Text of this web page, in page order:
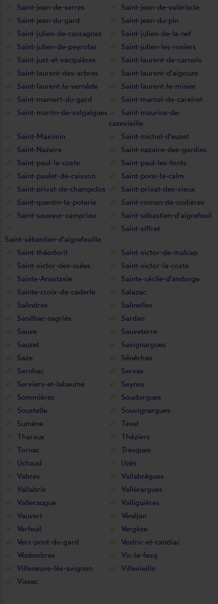
Saint-jean-de-serres
Saint-jean-de-valériscle
Saint-jean-du-gard
Saint-jean-du-pin
Saint-julien-de-cassagnas
Saint-julien-de-la-nef
Saint-julien-de-peyrolas
Saint-julien-les-rosiers
Saint-just-et-vacquières
Saint-laurent-de-carnols
Saint-laurent-des-arbres
Saint-laurent-d'aigouze
Saint-laurent-la-vernède
Saint-laurent-le-minier
Saint-mamert-du-gard
Saint-marcel-de-careiret
Saint-martin-de-valgalgues
Saint-maurice-de-
cazevieille
Saint-Maximin
Saint-michel-d'euzet
Saint-Nazaire
Saint-nazaire-des-gardies
Saint-paul-la-coste
Saint-paul-les-fonts
Saint-paulet-de-caisson
Saint-pons-la-calm
Saint-privat-de-champclos
Saint-privat-des-vieux
Saint-quentin-la-poterie
Saint-roman-de-codières
Saint-sauveur-camprieu
Saint-sébastien-d'aigrefeuil
Saint-sébastien-d'aigrefeuille
Saint-siffret
Saint-théodorit
Saint-victor-de-malcap
Saint-victor-des-oules
Saint-victor-la-coste
Sainte-Anastasie
Sainte-cécile-d'andorge
Sainte-croix-de-caderle
Salazac
Salindres
Salinelles
Sanilhac-sagriès
Sardan
Sauve
Sauveterre
Sauzet
Savignargues
Saze
Sénéchas
Sernhac
Servas
Serviers-et-labaume
Seynes
Sommières
Soudorgues
Soustelle
Souvignargues
Sumène
Tavel
Tharaux
Théziers
Tornac
Tresques
Uchaud
Uzès
Vabres
Vallabrègues
Vallabrix
Vallérargues
Valleraugue
Valliguières
Vauvert
Vénéjan
Verfeuil
Vergèze
Vers-pont-du-gard
Vestric-et-candiac
Vézénobres
Vic-le-fesq
Villeneuve-lès-avignon
Villevieille
Vissec